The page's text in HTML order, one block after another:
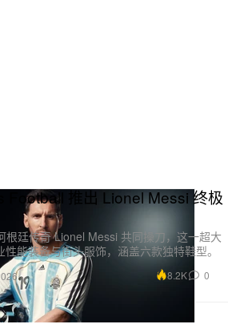
Football 推出 Lionel Messi 终极
根廷传奇 Lionel Messi 共同操刀，这一超大
能装备与街头服饰，涵盖六款独特鞋型。
8.2K 0